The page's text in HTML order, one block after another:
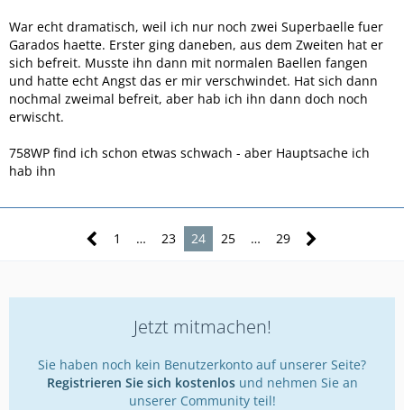
War echt dramatisch, weil ich nur noch zwei Superbaelle fuer
Garados haette. Erster ging daneben, aus dem Zweiten hat er
sich befreit. Musste ihn dann mit normalen Baellen fangen
und hatte echt Angst das er mir verschwindet. Hat sich dann
nochmal zweimal befreit, aber hab ich ihn dann doch noch
erwischt.
758WP find ich schon etwas schwach - aber Hauptsache ich
hab ihn
1 … 23 24 25 … 29
Jetzt mitmachen!
Sie haben noch kein Benutzerkonto auf unserer Seite?
Registrieren Sie sich kostenlosund nehmen Sie an
unserer Community teil!